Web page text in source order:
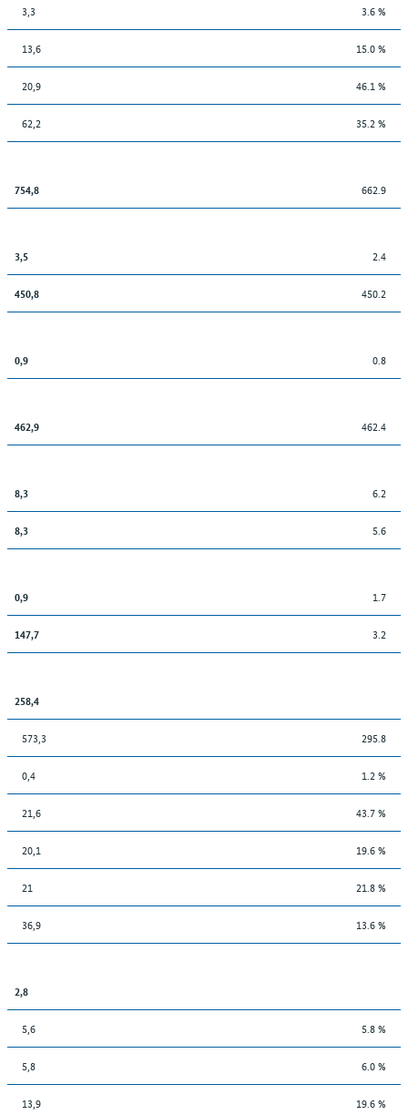
3,3 3.6 %
13,6 15.0 %
20,9 46.1 %
62,2 35.2 %
754,8 662.9
3,5 2.4
450,8 450.2
0,9 0.8
462,9 462.4
8,3 6.2
8,3 5.6
0,9 1.7
147,7 3.2
258,4
573,3 295.8
0,4 1.2 %
21,6 43.7 %
20,1 19.6 %
21 21.8 %
36,9 13.6 %
2,8
5,6 5.8 %
5,8 6.0 %
13,9 19.6 %